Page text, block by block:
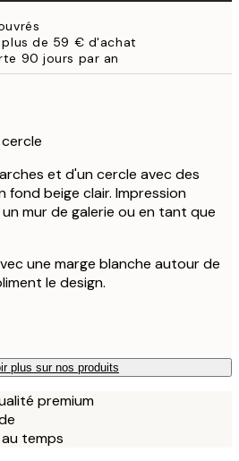
de 59 € d'achat
90 jours par an
et d'un cercle avec des
beige clair. Impression
mur de galerie ou en tant que
une marge blanche autour de
le design.
plus sur nos produits
premium
temps